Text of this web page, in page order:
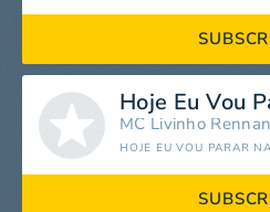
MC Livinho
HOJE EU VOU PARAR